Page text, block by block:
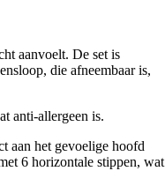
aanvoelt. De set is
die afneembaar is,
anti-allergeen is.
aan het gevoelige hoofd
6 horizontale stippen, wat